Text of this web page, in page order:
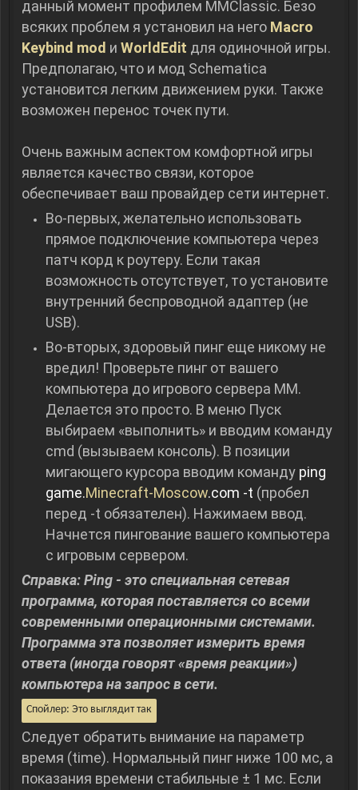
данный момент профилем MMClassic. Безо
всяких проблем я установил на него Macro
Keybind mod и WorldEdit для одиночной игры.
Предполагаю, что и мод Schematica
установится легким движением руки. Также
возможен перенос точек пути.
Очень важным аспектом комфортной игры
является качество связи, которое
обеспечивает ваш провайдер сети интернет.
Во-первых, желательно использовать
прямое подключение компьютера через
патч корд к роутеру. Если такая
возможность отсутствует, то установите
внутренний беспроводной адаптер (не
USB).
Во-вторых, здоровый пинг еще никому не
вредил! Проверьте пинг от вашего
компьютера до игрового сервера MM.
Делается это просто. В меню Пуск
выбираем «выполнить» и вводим команду
cmd (вызываем консоль). В позиции
мигающего курсора вводим команду ping
game.Minecraft-Moscow.com -t (пробел
перед -t обязателен). Нажимаем ввод.
Начнется пингование вашего компьютера
с игровым сервером.
Справка: Ping - это специальная сетевая
программа, которая поставляется со всеми
современными операционными системами.
Программа эта позволяет измерить время
ответа (иногда говорят «время реакции»)
компьютера на запрос в сети.
Спойлер: Это выглядит так
Следует обратить внимание на параметр
время (time). Нормальный пинг ниже 100 мс, а
показания времени стабильные ± 1 мс. Если